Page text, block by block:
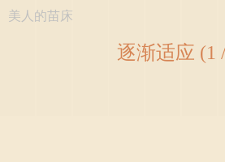
美人的苗床
逐渐适应 (1